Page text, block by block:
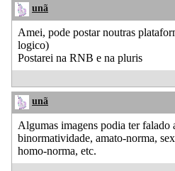
unã
Amei, pode postar noutras
logico)
Postarei na RNB e na pluris
unã
Algumas imagens podia ter falado
binormatividade, amato-norma,
homo-norma, etc.